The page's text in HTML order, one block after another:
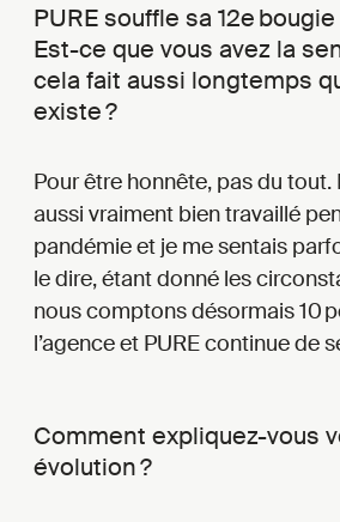
PURE souffle sa 12e
Est-ce que vous avez la
cela fait aussi longtemps
existe ?
Pour être honnête, pas du
aussi vraiment bien travaillé
pandémie et je me sentais
le dire, étant donné les
nous comptons désormais 10
l’agence et PURE continue de
Comment expliquez-vous
évolution ?